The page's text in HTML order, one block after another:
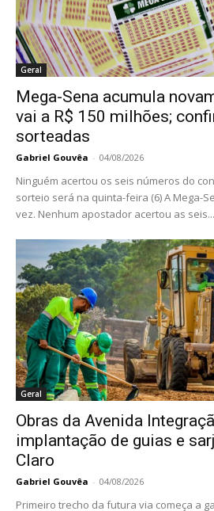
Geral
Mega-Sena acumula
vai a R$ 150 milhões;
sorteadas
Gabriel Gouvêa - 04/08/2026
Ninguém acertou os seis números do
sorteio será na quinta-feira (6) A Mega-
vez. Nenhum apostador acertou as seis...
Geral
Obras da Avenida
implantação de guias e
Claro
Gabriel Gouvêa - 04/08/2026
Primeiro trecho da futura via começa a